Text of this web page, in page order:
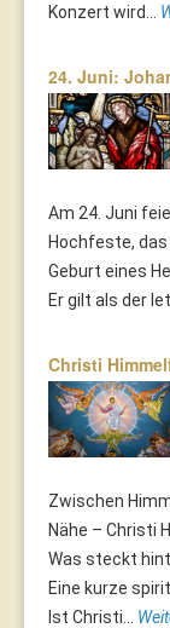
Konzert wird...
24. Juni:
Am 24. Juni
Hochfeste,
Geburt eines
Er gilt als der
Christi
Zwischen
Nähe – Christi
Was steckt
Eine kurze
Ist Christi...